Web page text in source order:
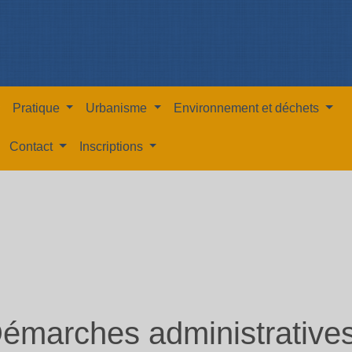
Pratique Urbanisme Environnement et déchets
Contact Inscriptions